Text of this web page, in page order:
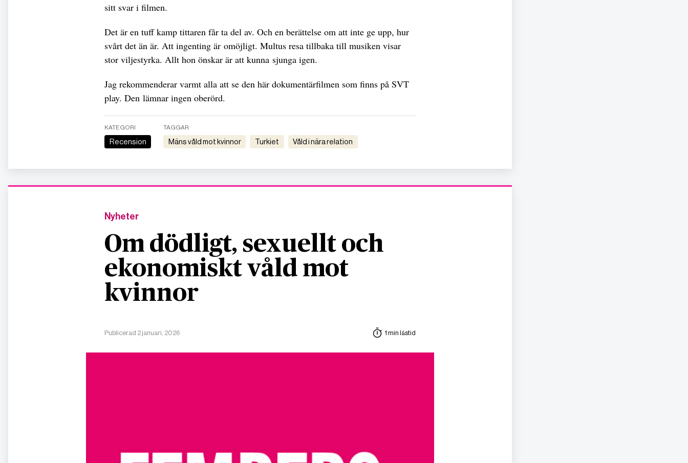
sitt svar i filmen.
Det är en tuff kamp tittaren får ta del av. Och en berättelse om att inte ge upp, hur
svårt det än är. Att ingenting är omöjligt. Multus resa tillbaka till musiken visar
stor viljestyrka. Allt hon önskar är att kunna sjunga igen.
Jag rekommenderar varmt alla att se den här dokumentärfilmen som finns på SVT
play. Den lämnar ingen oberörd.
KATEGORI
Recension
TAGGAR
mäns våld mot kvinnor turkiet våld i nära relation
Nyheter
Om dödligt, sexuellt och
ekonomiskt våld mot
kvinnor
Publicerad 2 januari, 2026 1 min lästid